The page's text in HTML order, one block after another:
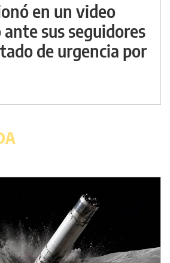
en un video
sus seguidores
de urgencia por